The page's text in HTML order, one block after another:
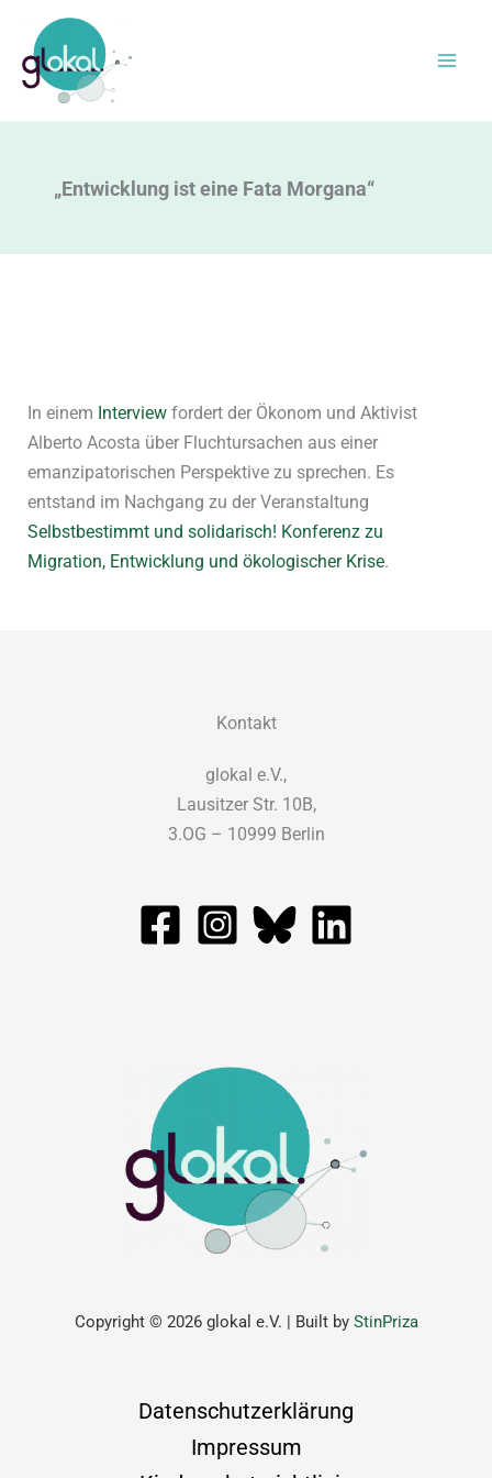
Inhalt
springen
„Entwicklung ist eine Fata Morgana“
In einem Interview fordert der Ökonom und Aktivist
Alberto Acosta über Fluchtursachen aus einer
emanzipatorischen Perspektive zu sprechen. Es
entstand im Nachgang zu der Veranstaltung
Selbstbestimmt und solidarisch! Konferenz zu
Migration, Entwicklung und ökologischer Krise.
Copyright © 2026 glokal e.V. | Built by StinPriza
Datenschutzerklärung
Impressum
Kontakt
glokal e.V.,
Lausitzer Str. 10B,
3.OG – 10999 Berlin